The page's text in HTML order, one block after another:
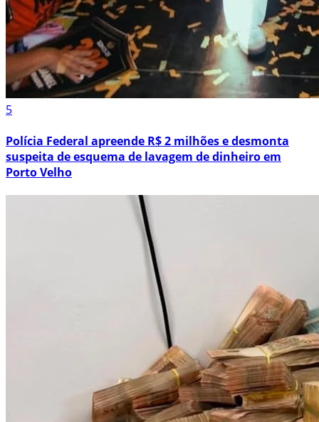
5
Polícia Federal apreende R$ 2 milhões e desmonta
suspeita de esquema de lavagem de dinheiro em
Porto Velho